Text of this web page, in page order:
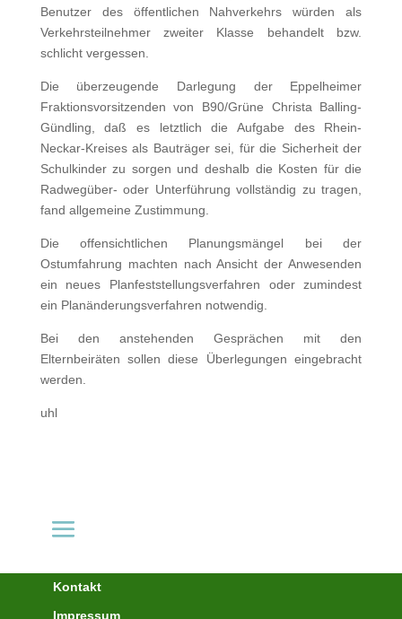
Benutzer des öffentlichen Nahverkehrs würden als
Verkehrsteilnehmer zweiter Klasse behandelt bzw.
schlicht vergessen.
Die überzeugende Darlegung der Eppelheimer
Fraktionsvorsitzenden von B90/Grüne Christa Balling-
Gündling, daß es letztlich die Aufgabe des Rhein-
Neckar-Kreises als Bauträger sei, für die Sicherheit der
Schulkinder zu sorgen und deshalb die Kosten für die
Radwegüber- oder Unterführung vollständig zu tragen,
fand allgemeine Zustimmung.
Die offensichtlichen Planungsmängel bei der
Ostumfahrung machten nach Ansicht der Anwesenden
ein neues Planfeststellungsverfahren oder zumindest
ein Planänderungsverfahren notwendig.
Bei den anstehenden Gesprächen mit den
Elternbeiräten sollen diese Überlegungen eingebracht
werden.
uhl
Kontakt
Impressum